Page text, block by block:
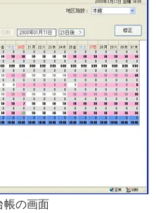
帳の画面